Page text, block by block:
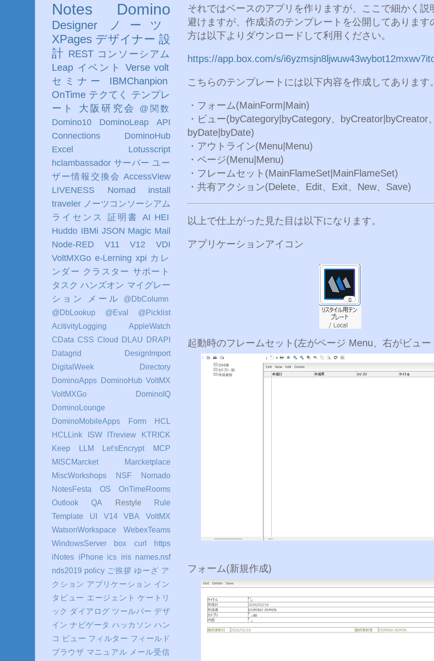
それではベースのアプリを作りますが、ここで細かく説
避けますが、作成済のテンプレートを公開してあります
方は以下よりダウンロードして利用ください。
https://app.box.com/s/
こちらのテンプレートには以下内容を作成してあります
・フォーム(MainForm|Main)
・ビュー(byCategory|byCategory、byCreator|byCreator
byDate|byDate)
・アウトライン(Menu|Menu)
・ページ(Menu|Menu)
・フレームセット(MainFlameSet|MainFlameSet)
・共有アクション(Delete、Edit、Exit、New、Save)
以上で仕上がった見た目は以下になります。
アプリケーションアイコン
起動時のフレームセット(左がページ Menu、右がビュー
フォーム(新規作成)
Notes Domino
Designer
ノーツ
XPages デザイナー 設
計 REST コンソーシアム
Leap イベント Verse volt
セミナー
IBMChanpion
OnTime テクてく
テンプレ
ート
大阪研究会
@関数
Domino10
DominoLeap
API
Connections
DominoHub
Excel
Lotusscript
hclambassador サーバー ユー
ザー情報交換会 AccessView
LIVENESS
Nomad
install
traveler ノーツコンソーシアム
ライセンス
証明書 AI HEI
Huddo IBMi JSON Magic Mail
Node-RED
V11 V12
VDI
VoltMXGo e-Lerning xpi カレ
ンダー クラスター サポート
タスク ハンズオン マイグレー
ション
メール
@DbColumn
@DbLookup
@Eval
@Picklist
AcitivityLogging
AppleWatch
CData CSS Cloud DLAU
DRAPI
Datagrid
DesignImport
DigitalWeek
Directory
DominoApps
DominoHub VoltMX
VoltMXGo
DominoIQ
DominoLounge
DominoMobileApps
Form
HCL
HCLLink
ISW ITreview
KTRICK
Keep
LLM Let'sEncrypt
MCP
MISCMarcket
Marcketplace
MiscWorkshops
NSF
Nomado
NotesFesta
OS
OnTimeRooms
Outlook
QA Restyle
Rule
Template
UI V14 VBA
VoltMX
WatsonWorkspace
WebexTeams
WindowsServer
box curl
https
iNotes iPhone ics iris names.nsf
nds2019 policy ご挨拶 ゆーざ ア
クション アプリケーション イン
タビュー エージェント ケートリ
ック ダイアログ ツールバー デザ
イン ナビゲータ ハッカソン ハン
コ
ビュー フィルター フィールド
ブラウザ マニュアル メール受信